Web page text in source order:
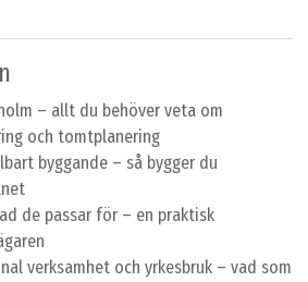
– allt du behöver veta om
och tomtplanering
byggande – så bygger du
de passar för – en praktisk
verksamhet och yrkesbruk – vad som